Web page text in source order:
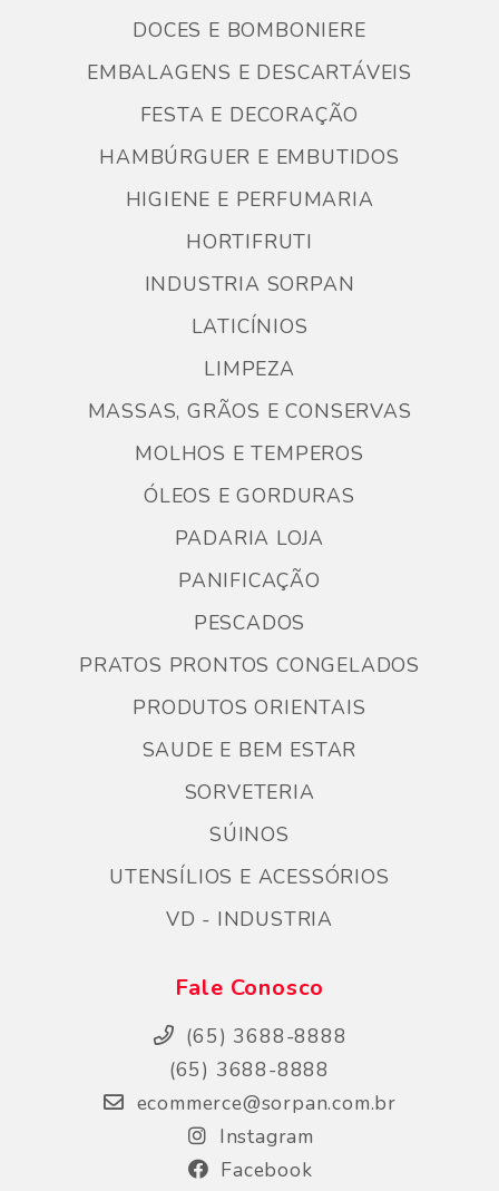
DOCES E BOMBONIERE
EMBALAGENS E DESCARTÁVEIS
FESTA E DECORAÇÃO
HAMBÚRGUER E EMBUTIDOS
HIGIENE E PERFUMARIA
HORTIFRUTI
INDUSTRIA SORPAN
LATICÍNIOS
LIMPEZA
MASSAS, GRÃOS E CONSERVAS
MOLHOS E TEMPEROS
ÓLEOS E GORDURAS
PADARIA LOJA
PANIFICAÇÃO
PESCADOS
PRATOS PRONTOS CONGELADOS
PRODUTOS ORIENTAIS
SAUDE E BEM ESTAR
SORVETERIA
SÚINOS
UTENSÍLIOS E ACESSÓRIOS
VD - INDUSTRIA
Fale Conosco
(65) 3688-8888
(65) 3688-8888
ecommerce@sorpan.com.br
Instagram
Facebook